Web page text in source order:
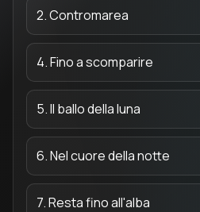
2. Contromarea
4. Fino a scomparire
5. Il ballo della luna
6. Nel cuore della notte
7. Resta fino all'alba